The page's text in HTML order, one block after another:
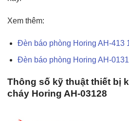
Xem thêm:
Đèn báo phòng Horing AH-413
Đèn báo phòng Horing AH-
Thông số kỹ thuật thiết bị
cháy Horing AH-03128